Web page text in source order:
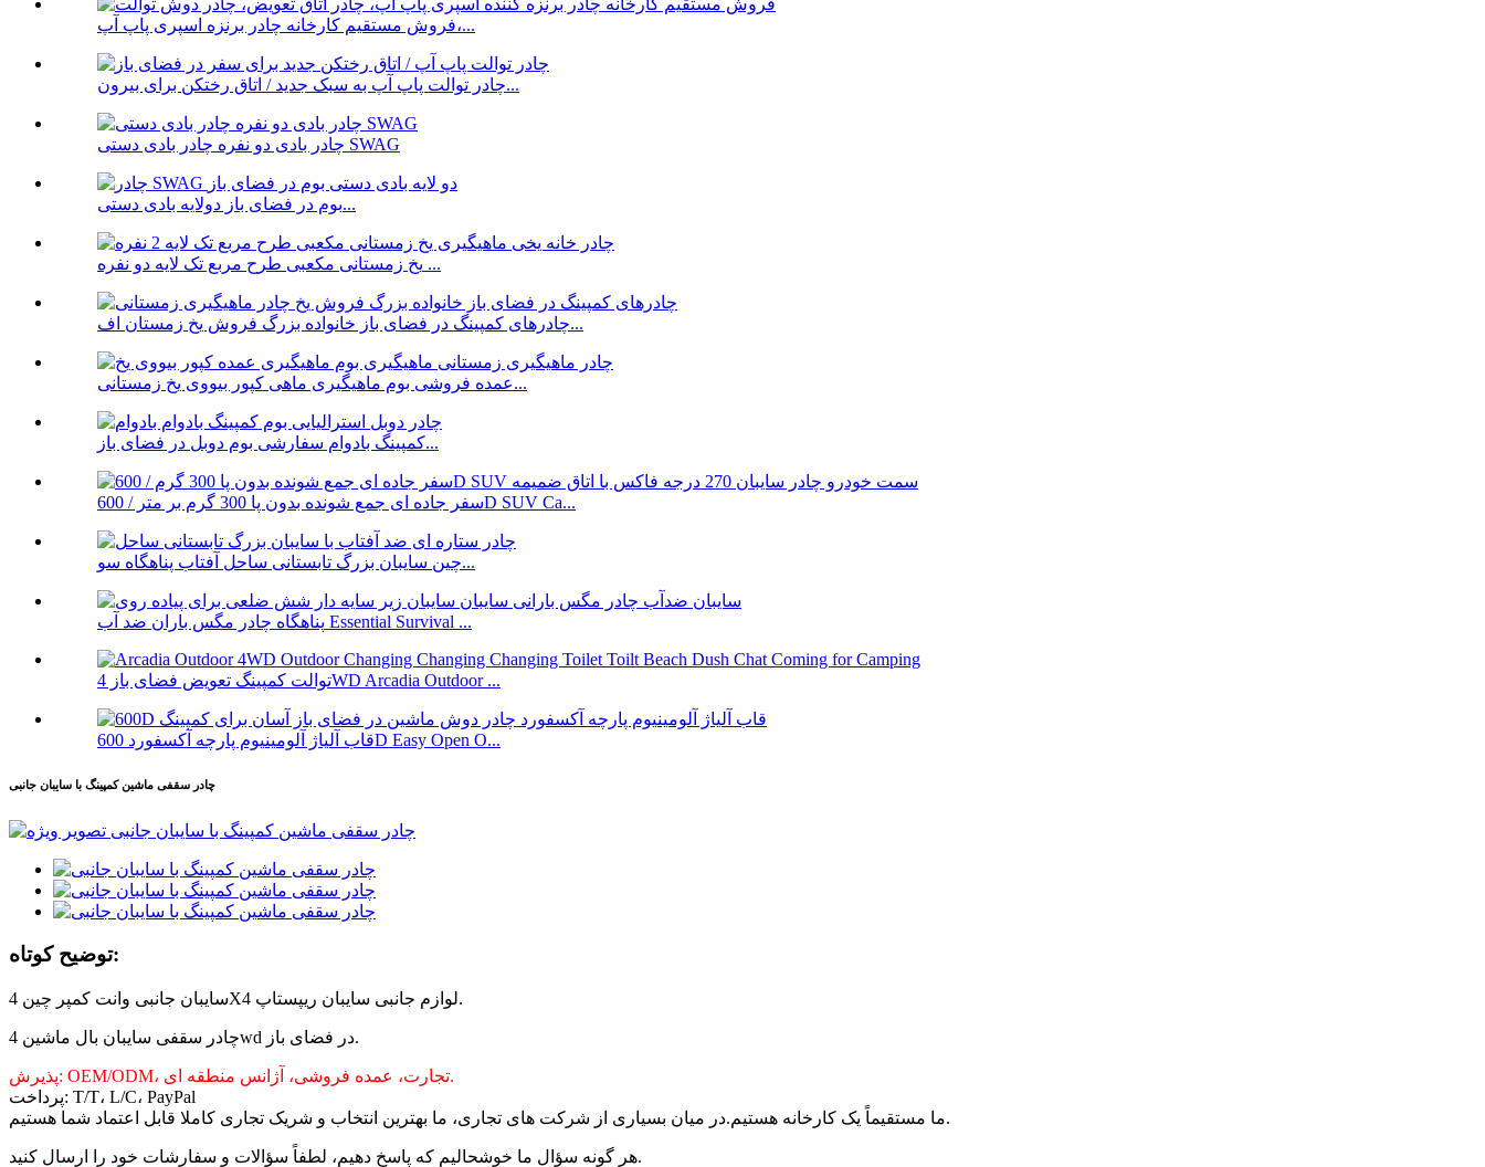
فروش مستقیم کارخانه چادر برنزه اسپری پاپ آپ،...
چادر توالت پاپ آپ به سبک جدید / اتاق رختکن برای بیرون...
چادر بادی دو نفره چادر بادی دستی SWAG
بوم در فضای باز دولایه بادی دستی...
یخ زمستانی مکعبی طرح مربع تک لایه دو نفره ...
چادرهای کمپینگ در فضای باز خانواده بزرگ فروش یخ زمستان اف...
عمده فروشی بوم ماهیگیری ماهی کپور بیووی یخ زمستانی...
کمپینگ بادوام سفارشی بوم دوبل در فضای باز...
سفر جاده ای جمع شونده بدون پا 300 گرم بر متر / 600D SUV Ca...
چین سایبان بزرگ تابستانی ساحل آفتاب پناهگاه سو...
پناهگاه چادر مگس باران ضد آب Essential Survival ...
توالت کمپینگ تعویض فضای باز 4WD Arcadia Outdoor ...
قاب آلیاژ آلومینیوم پارچه آکسفورد 600D Easy Open O...
چادر سقفی ماشین کمپینگ با سایبان جانبی
توضیح کوتاه:
سایبان جانبی وانت کمپر چین 4X4 لوازم جانبی سایبان ریپستاپ.
چادر سقفی سایبان بال ماشین 4wd در فضای باز.
پذیرش: OEM/ODM، تجارت، عمده فروشی، آژانس منطقه ای.
پرداخت: T/T، L/C، PayPal
ما مستقیماً یک کارخانه هستیم.در میان بسیاری از شرکت های تجاری، ما بهترین انتخاب و شریک تجاری کاملا قابل اعتماد شما هستیم.
هر گونه سؤال ما خوشحالیم که پاسخ دهیم، لطفاً سؤالات و سفارشات خود را ارسال کنید.